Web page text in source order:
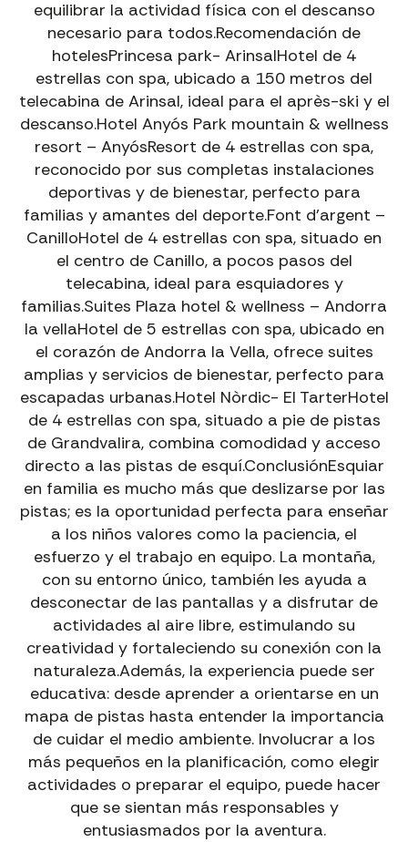
equilibrar la actividad física con el descanso
necesario para todos.Recomendación de
hotelesPrincesa park- ArinsalHotel de 4
estrellas con spa, ubicado a 150 metros del
telecabina de Arinsal, ideal para el après-ski y el
descanso.Hotel Anyós Park mountain & wellness
resort – AnyósResort de 4 estrellas con spa,
reconocido por sus completas instalaciones
deportivas y de bienestar, perfecto para
familias y amantes del deporte.Font d’argent –
CanilloHotel de 4 estrellas con spa, situado en
el centro de Canillo, a pocos pasos del
telecabina, ideal para esquiadores y
familias.Suites Plaza hotel & wellness – Andorra
la vellaHotel de 5 estrellas con spa, ubicado en
el corazón de Andorra la Vella, ofrece suites
amplias y servicios de bienestar, perfecto para
escapadas urbanas.Hotel Nòrdic- El TarterHotel
de 4 estrellas con spa, situado a pie de pistas
de Grandvalira, combina comodidad y acceso
directo a las pistas de esquí.ConclusiónEsquiar
en familia es mucho más que deslizarse por las
pistas; es la oportunidad perfecta para enseñar
a los niños valores como la paciencia, el
esfuerzo y el trabajo en equipo. La montaña,
con su entorno único, también les ayuda a
desconectar de las pantallas y a disfrutar de
actividades al aire libre, estimulando su
creatividad y fortaleciendo su conexión con la
naturaleza.Además, la experiencia puede ser
educativa: desde aprender a orientarse en un
mapa de pistas hasta entender la importancia
de cuidar el medio ambiente. Involucrar a los
más pequeños en la planificación, como elegir
actividades o preparar el equipo, puede hacer
que se sientan más responsables y
entusiasmados por la aventura.
EXPERIENCIAS PIC NEGRE · ANDORRA
VIVE TUEXPERIENCIAEN LA MONTAÑA
ALQUILER DE BICICLETAS EN ANDORRA Y LA
MOLINA
DH Santa Cruz, Ebikes, Eroad, Road y Gravel para
todos los niveles y experiencias.
Alquiler Bicicletas
EXCURSIONES GUIADAS CON EBIKE EN ANDORRA
Descubre paisajes únicos con guías especializados.
Excursiones Ebike →
VÍAS FERRATAS CON GUÍA EN ANDORRA
Aventura segura y emocionante adaptada a tu nivel.
Vías Ferratas con Guía →